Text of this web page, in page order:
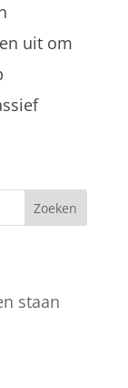
uit om
Zoeken
staan